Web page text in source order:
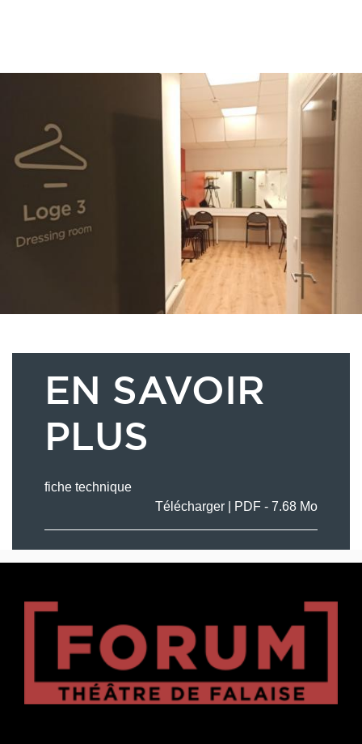
EN SAVOIR
PLUS
fiche technique
Télécharger |
PDF - 7.68 Mo